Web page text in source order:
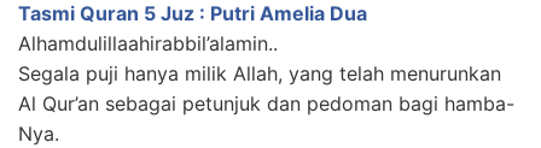
Tasmi Quran 5 Juz : Putri Amelia Dua
Alhamdulillaahirabbil’alamin..
Segala puji hanya milik Allah, yang telah menurunkan
Al Qur’an sebagai petunjuk dan pedoman bagi hamba-
Nya.